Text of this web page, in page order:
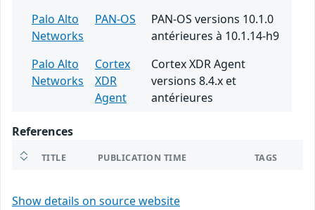
Palo Alto
Networks
PAN-OS
PAN-OS versions 10.1.0
antérieures à 10.1.14-h9
Palo Alto
Networks
Cortex
XDR
Agent
Cortex XDR Agent
versions 8.4.x et
antérieures
References
TITLE PUBLICATION TIME TAGS
Show details on source website